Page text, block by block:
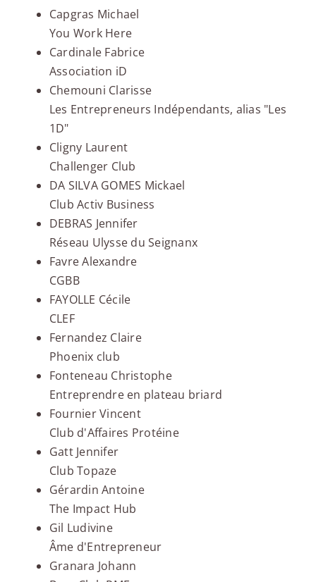
Capgras Michael
You Work Here
Cardinale Fabrice
Association iD
Chemouni Clarisse
Les Entrepreneurs Indépendants, alias "Les
1D"
Cligny Laurent
Challenger Club
DA SILVA GOMES Mickael
Club Activ Business
DEBRAS Jennifer
Réseau Ulysse du Seignanx
Favre Alexandre
CGBB
FAYOLLE Cécile
CLEF
Fernandez Claire
Phoenix club
Fonteneau Christophe
Entreprendre en plateau briard
Fournier Vincent
Club d'Affaires Protéine
Gatt Jennifer
Club Topaze
Gérardin Antoine
The Impact Hub
Gil Ludivine
Âme d'Entrepreneur
Granara Johann